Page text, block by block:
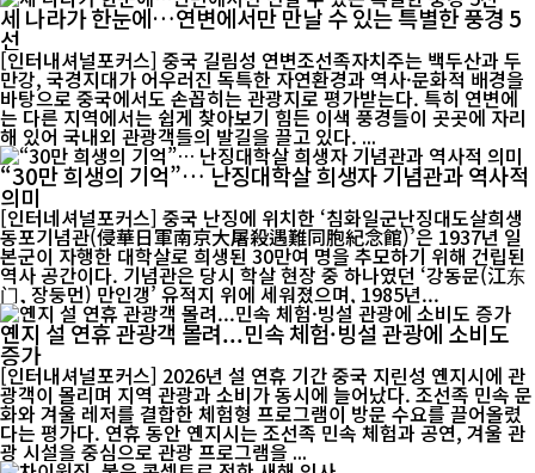
세 나라가 한눈에…연변에서만 만날 수 있는 특별한 풍경 5
선
[인터내셔널포커스] 중국 길림성 연변조선족자치주는 백두산과 두
만강, 국경지대가 어우러진 독특한 자연환경과 역사·문화적 배경을
바탕으로 중국에서도 손꼽히는 관광지로 평가받는다. 특히 연변에
는 다른 지역에서는 쉽게 찾아보기 힘든 이색 풍경들이 곳곳에 자리
해 있어 국내외 관광객들의 발길을 끌고 있다. ...
“30만 희생의 기억”… 난징대학살 희생자 기념관과 역사적
의미
[인터네셔널포커스] 중국 난징에 위치한 ‘침화일군난징대도살희생
동포기념관(侵華日軍南京大屠殺遇難同胞紀念館)’은 1937년 일
본군이 자행한 대학살로 희생된 30만여 명을 추모하기 위해 건립된
역사 공간이다. 기념관은 당시 학살 현장 중 하나였던 ‘강동문(江东
门, 장둥먼) 만인갱’ 유적지 위에 세워졌으며, 1985년...
옌지 설 연휴 관광객 몰려...민속 체험·빙설 관광에 소비도
증가
[인터내셔널포커스] 2026년 설 연휴 기간 중국 지린성 옌지시에 관
광객이 몰리며 지역 관광과 소비가 동시에 늘어났다. 조선족 민속 문
화와 겨울 레저를 결합한 체험형 프로그램이 방문 수요를 끌어올렸
다는 평가다. 연휴 동안 옌지시는 조선족 민속 체험과 공연, 겨울 관
광 시설을 중심으로 관광 프로그램을 ...